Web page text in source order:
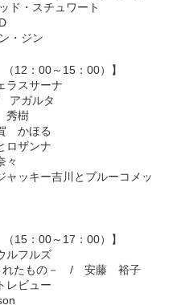
・スチュワート
・ジン
12：00～15：00）】
スサーナ
ガルタ
樹
かほる
ザンナ
キー吉川とブルーコメッ
15：00～17：00）】
フルズ
れたもの－ / 安藤 裕子
ビュー